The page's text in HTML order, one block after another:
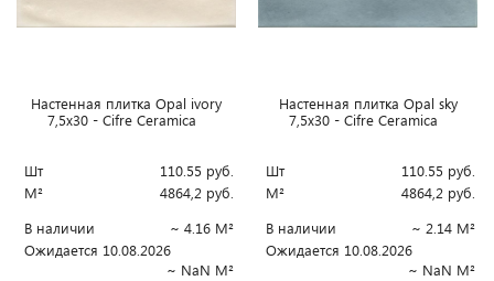
Настенная плитка Opal ivory
7,5x30 - Cifre Ceramica
Шт 110.55 руб.
М²
4864,2 руб.
В наличии
~ 4.16 М²
Ожидается 10.08.2026
~ NaN М²
Настенная плитка Opal sky
7,5x30 - Cifre Ceramica
Шт 110.55 руб.
М²
4864,2 руб.
В наличии
~ 2.14 М²
Ожидается 10.08.2026
~ NaN М²